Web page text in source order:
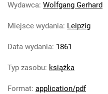
Wydawca: Wolfgang Gerhard
Miejsce wydania: Leipzig
Data wydania: 1861
Typ zasobu: książka
Format: application/pdf